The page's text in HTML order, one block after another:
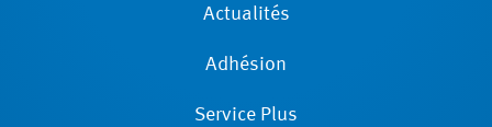
Actualités
Adhésion
Service Plus